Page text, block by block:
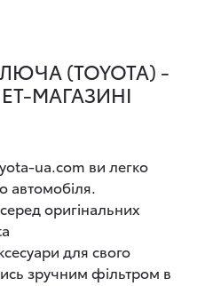
(TOYOTA) -
МАГАЗИНІ
ua.com ви легко
автомобіля.
оригінальних
для свого
зручним фільтром в